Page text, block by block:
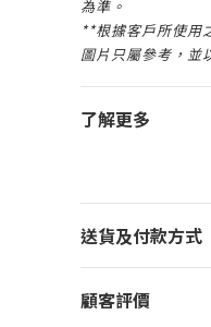
為準。
**根據客戶所使用
圖片只屬參考，並
了解更多
送貨及付款方式
顧客評價